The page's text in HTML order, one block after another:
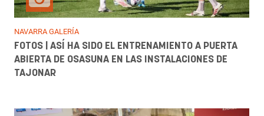
NAVARRA GALERÍA
FOTOS | ASÍ HA SIDO EL ENTRENAMIENTO A PUERTA
ABIERTA DE OSASUNA EN LAS INSTALACIONES DE
TAJONAR